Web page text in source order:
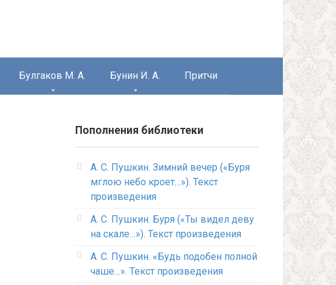
Булгаков М. А. Бунин И. А. Притчи
Пополнения библиотеки
А. С. Пушкин. Зимний вечер («Буря
мглою небо кроет…»). Текст
произведения
А. С. Пушкин. Буря («Ты видел деву
на скале…»). Текст произведения
А. С. Пушкин. «Будь подобен полной
чаше…». Текст произведения